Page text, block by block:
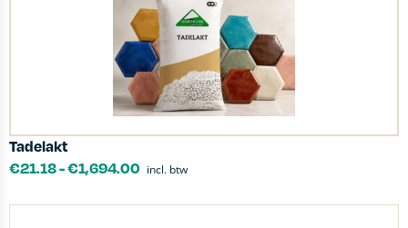
Tadelakt
€21.18-€1,694.00 incl. btw